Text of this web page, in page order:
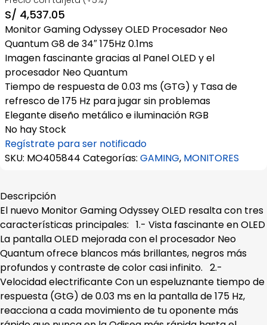
S/ 4,537.05
Monitor Gaming Odyssey OLED Procesador Neo
Quantum G8 de 34″ 175Hz 0.1ms
Imagen fascinante gracias al Panel OLED y el
procesador Neo Quantum
Tiempo de respuesta de 0.03 ms (GTG) y Tasa de
refresco de 175 Hz para jugar sin problemas
Elegante diseño metálico e iluminación RGB
No hay Stock
Regístrate para ser notificado
SKU: MO405844 Categorías: GAMING, MONITORES
Descripción
El nuevo Monitor Gaming Odyssey OLED resalta con tres
características principales: 1.- Vista fascinante en OLED
La pantalla OLED mejorada con el procesador Neo
Quantum ofrece blancos más brillantes, negros más
profundos y contraste de color casi infinito. 2.-
Velocidad electrificante Con un espeluznante tiempo de
respuesta (GtG) de 0.03 ms en la pantalla de 175 Hz,
reacciona a cada movimiento de tu oponente más